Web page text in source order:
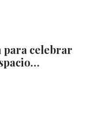
para celebrar